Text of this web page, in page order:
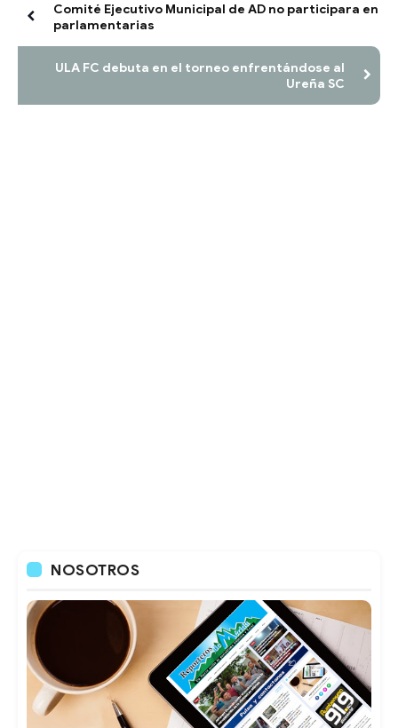
Comité Ejecutivo Municipal de AD no participara en
parlamentarias
ULA FC debuta en el torneo enfrentándose al
Ureña SC
NOSOTROS